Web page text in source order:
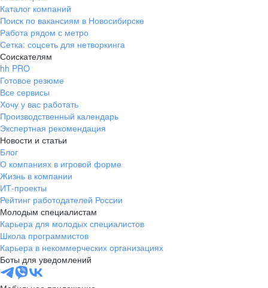
Каталог компаний
Поиск по вакансиям в Новосибирске
Работа рядом с метро
Сетка: соцсеть для нетворкинга
Соискателям
hh PRO
Готовое резюме
Все сервисы
Хочу у вас работать
Производственный календарь
Экспертная рекомендация
Новости и статьи
Блог
О компаниях в игровой форме
Жизнь в компании
ИТ-проекты
Рейтинг работодателей России
Молодым специалистам
Карьера для молодых специалистов
Школа программистов
Карьера в некоммерческих организациях
Боты для уведомлений